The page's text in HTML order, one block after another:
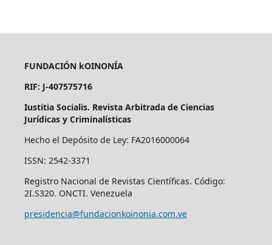
FUNDACIÓN kOINONÍA
RIF: J-407575716
Iustitia Socialis. Revista Arbitrada de Ciencias
Jurídicas y Criminalísticas
Hecho el Depósito de Ley: FA2016000064
ISSN: 2542-3371
Registro Nacional de Revistas Científicas. Código:
2I.S320. ONCTI. Venezuela
presidencia@fundacionkoinonia.com.ve